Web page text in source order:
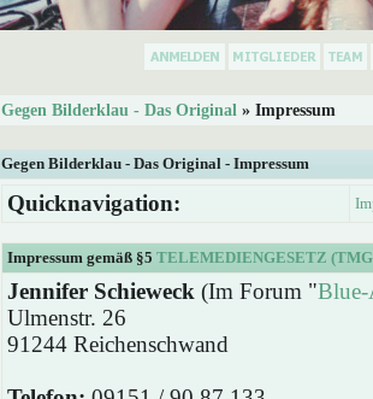
Gegen Bilderklau - Das Original » Impressum
Gegen Bilderklau - Das Original - Impressum
Quicknavigation:
Impressum gemäß §5 TELEMEDIENGESETZ
Jennifer Schieweck (Im Forum "
Ulmenstr. 26
91244 Reichenschwand